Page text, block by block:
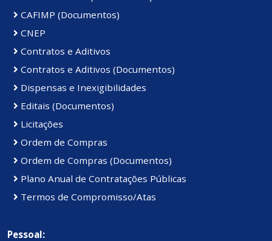
CAFIMP (Documentos)
CNEP
Contratos e Aditivos
Contratos e Aditivos (Documentos)
Dispensas e Inexigibilidades
Editais (Documentos)
Licitações
Ordem de Compras
Ordem de Compras (Documentos)
Plano Anual de Contratações Públicas
Termos de Compromisso/Atas
Pessoal: